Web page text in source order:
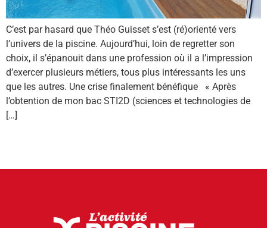
C’est par hasard que Théo Guisset s’est (ré)orienté vers
l’univers de la piscine. Aujourd’hui, loin de regretter son
choix, il s’épanouit dans une profession où il a l’impression
d’exercer plusieurs métiers, tous plus intéressants les uns
que les autres. Une crise finalement bénéfique « Après
l’obtention de mon bac STI2D (sciences et technologies de
[…]